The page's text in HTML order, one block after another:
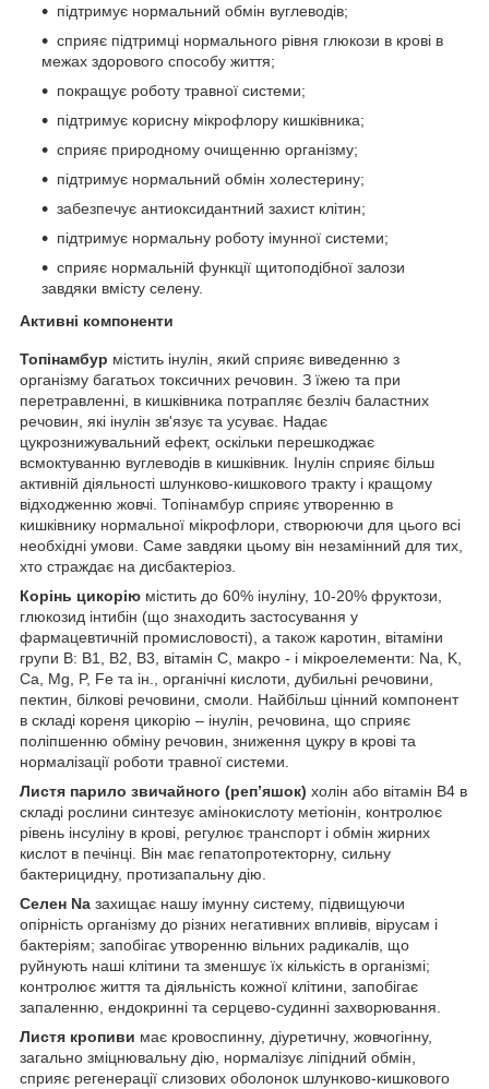
підтримує нормальний обмін вуглеводів;
сприяє підтримці нормального рівня глюкози в крові в
межах здорового способу життя;
покращує роботу травної системи;
підтримує корисну мікрофлору кишківника;
сприяє природному очищенню організму;
підтримує нормальний обмін холестерину;
забезпечує антиоксидантний захист клітин;
підтримує нормальну роботу імунної системи;
сприяє нормальній функції щитоподібної залози
завдяки вмісту селену.
Активні компоненти
Топінамбур містить інулін, який сприяє виведенню з
організму багатьох токсичних речовин. З їжею та при
перетравленні, в кишківника потрапляє безліч баластних
речовин, які інулін зв'язує та усуває. Надає
цукрознижувальний ефект, оскільки перешкоджає
всмоктуванню вуглеводів в кишківник. Інулін сприяє більш
активній діяльності шлунково-кишкового тракту і кращому
відходженню жовчі. Топінамбур сприяє утворенню в
кишківнику нормальної мікрофлори, створюючи для цього всі
необхідні умови. Саме завдяки цьому він незамінний для тих,
хто страждає на дисбактеріоз.
Корінь цикорію містить до 60% інуліну, 10-20% фруктози,
глюкозид інтибін (що знаходить застосування у
фармацевтичній промисловості), а також каротин, вітаміни
групи B: B1, B2, B3, вітамін С, макро - і мікроелементи: Na, K,
Ca, Mg, P, Fe та ін., органічні кислоти, дубильні речовини,
пектин, білкові речовини, смоли. Найбільш цінний компонент
в складі кореня цикорію – інулін, речовина, що сприяє
поліпшенню обміну речовин, зниження цукру в крові та
нормалізації роботи травної системи.
Листя парило звичайного (реп’яшок) холін або вітамін В4 в
складі рослини синтезує амінокислоту метіонін, контролює
рівень інсуліну в крові, регулює транспорт і обмін жирних
кислот в печінці. Він має гепатопротекторну, сильну
бактерицидну, протизапальну дію.
Селен Na захищає нашу імунну систему, підвищуючи
опірність організму до різних негативних впливів, вірусам і
бактеріям; запобігає утворенню вільних радикалів, що
руйнують наші клітини та зменшує їх кількість в організмі;
контролює життя та діяльність кожної клітини, запобігає
запаленню, ендокринні та серцево-судинні захворювання.
Листя кропиви має кровоспинну, діуретичну, жовчогінну,
загально зміцнювальну дію, нормалізує ліпідний обмін,
сприяє регенерації слизових оболонок шлунково-кишкового